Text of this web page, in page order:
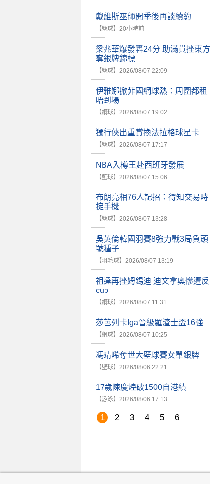
戴維斯巫師開季後再談續約
【籃球】 20小時前
梁兆華爆發轟24分 助滿貫挫東方
奪銀牌錦標
【籃球】 2026/08/07 22:09
伊雅娜掀菲國網球熱：周圍都租
唔到場
【網球】 2026/08/07 19:02
獨行俠出重賞換法拉格球星卡
【籃球】 2026/08/07 17:17
NBA入樽王赴西班牙發展
【籃球】 2026/08/07 15:06
布朗亮相76人記招：得知交易時
掟手機
【籃球】 2026/08/07 13:28
吳英倫韓國羽賽8強力戰3局負頭
號種子
【羽毛球】 2026/08/07 13:19
祖達再挫姆錫迪 迪文拿奧慘遭反
cup
【網球】 2026/08/07 11:31
莎芭列卡Iga晉級羅渣士盃16強
【網球】 2026/08/07 10:25
馮靖晞奪世大壁球賽女單銀牌
【壁球】 2026/08/06 22:21
17歲陳慶煌破1500自港績
【游泳】 2026/08/06 17:13
1 2 3 4 5 6